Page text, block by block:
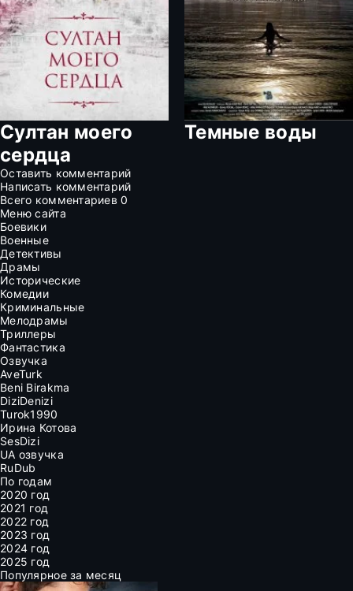
Султан моего
сердца
Темные воды
Оставить комментарий
Написать комментарий
Всего комментариев0
Меню сайта
Боевики
Военные
Детективы
Драмы
Исторические
Комедии
Криминальные
Мелодрамы
Триллеры
Фантастика
Озвучка
AveTurk
Beni Birakma
DiziDenizi
Turok1990
Ирина Котова
SesDizi
UA озвучка
RuDub
По годам
2020 год
2021 год
2022 год
2023 год
2024 год
2025 год
Популярное за месяц